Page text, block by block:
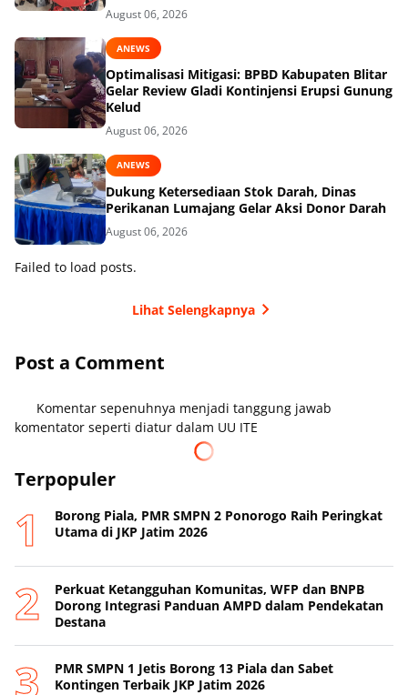
August 06, 2026
ANEWS
Optimalisasi Mitigasi: BPBD Kabupaten Blitar
Gelar Review Gladi Kontinjensi Erupsi Gunung
Kelud
August 06, 2026
ANEWS
Dukung Ketersediaan Stok Darah, Dinas
Perikanan Lumajang Gelar Aksi Donor Darah
August 06, 2026
Failed to load posts.
Lihat Selengkapnya
Post a Comment
Komentar sepenuhnya menjadi tanggung jawab
komentator seperti diatur dalam UU ITE
Terpopuler
Borong Piala, PMR SMPN 2 Ponorogo Raih Peringkat
Utama di JKP Jatim 2026
Perkuat Ketangguhan Komunitas, WFP dan BNPB
Dorong Integrasi Panduan AMPD dalam Pendekatan
Destana
PMR SMPN 1 Jetis Borong 13 Piala dan Sabet
Kontingen Terbaik JKP Jatim 2026